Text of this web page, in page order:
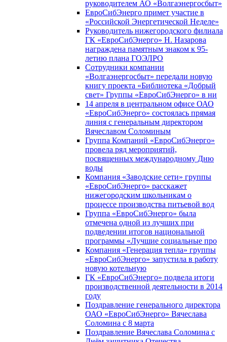
руководителем АО «Волгаэнергосбыт»
ЕвроСибЭнерго примет участие в
«Российской Энергетической Неделе»
Руководитель нижегородского филиала
ГК «ЕвроСибЭнерго» Н. Назарова
награждена памятным знаком к 95-
летию плана ГОЭЛРО
Сотрудники компании
«Волгаэнергосбыт» передали новую
книгу проекта «Библиотека «Добрый
свет» Группы «ЕвроСибЭнерго» в ни
14 апреля в центральном офисе ОАО
«ЕвроСибЭнерго» состоялась прямая
линия с генеральным директором
Вячеславом Соломиным
Группа Компаний «ЕвроСибЭнерго»
провела ряд мероприятий,
посвященных международному Дню
воды
Компания «Заводские сети» группы
«ЕвроСибЭнерго» расскажет
нижегородским школьникам о
процессе производства питьевой вод
Группа «ЕвроСибЭнерго» была
отмечена одной из лучших при
подведении итогов национальной
программы «Лучшие социальные про
Компания «Генерация тепла» группы
«ЕвроСибЭнерго» запустила в работу
новую котельную
ГК «ЕвроСибЭнерго» подвела итоги
производственной деятельности в 2014
году
Поздравление генерального директора
ОАО «ЕвроСибЭнерго» Вячеслава
Соломина с 8 марта
Поздравление Вячеслава Соломина с